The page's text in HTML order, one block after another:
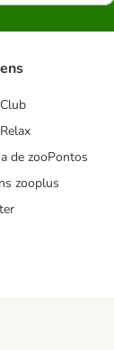
de zooPontos
zooplus